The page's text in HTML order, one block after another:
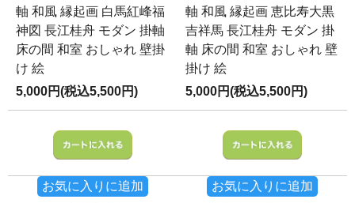
軸 和風 縁起画 白馬紅峰福
神図 長江桂舟 モダン 掛軸
床の間 和室 おしゃれ 壁掛
け 絵
5,000円(税込5,500円)
お気に入りに追加
軸 和風 縁起画 恵比寿大黒
吉祥馬 長江桂舟 モダン 掛
軸 床の間 和室 おしゃれ 壁
掛け 絵
5,000円(税込5,500円)
お気に入りに追加